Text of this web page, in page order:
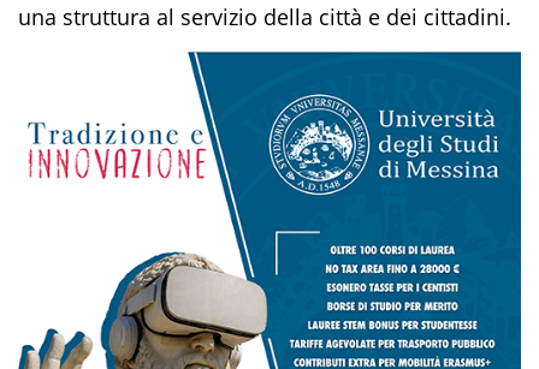
una struttura al servizio della città e dei cittadini.